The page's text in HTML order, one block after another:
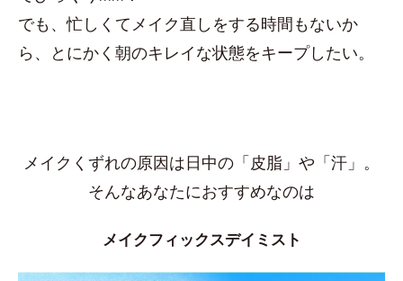
でも、忙しくてメイク直しをする時間もないか
ら、とにかく朝のキレイな状態をキープしたい。
メイクくずれの原因は日中の「皮脂」や「汗」。
そんなあなたにおすすめなのは
メイクフィックスデイミスト